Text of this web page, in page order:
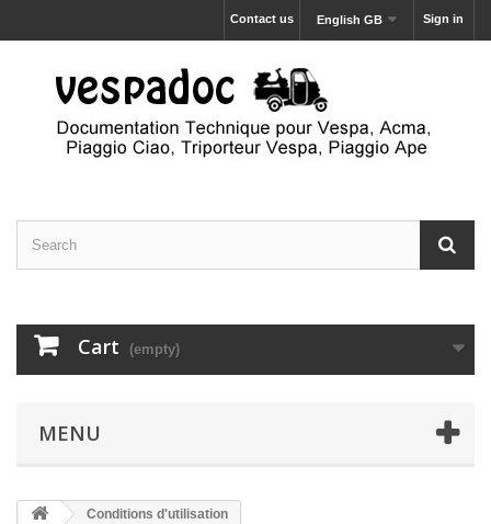
Sign in
English GB
Contact us
Cart (empty)
MENU
Conditions d'utilisation